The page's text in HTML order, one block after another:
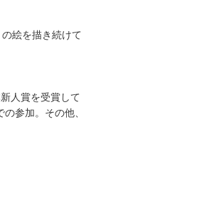
絵を描き続けて
人賞を受賞して
参加。その他、